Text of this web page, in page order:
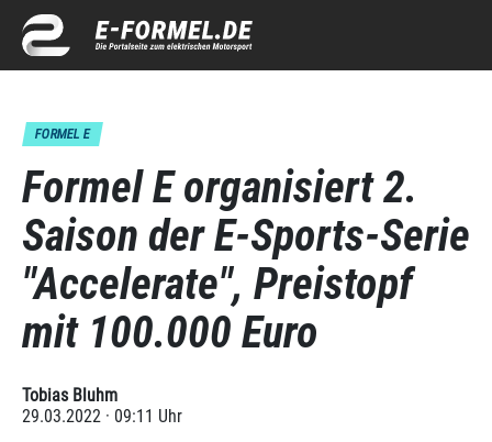
FORMEL E
Formel E organisiert 2.
Saison der E-Sports-Serie
"Accelerate", Preistopf
mit 100.000 Euro
Tobias Bluhm
29.03.2022 · 09:11 Uhr